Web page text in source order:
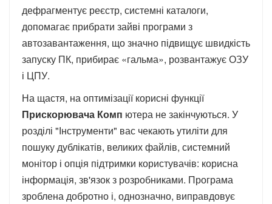
дефрагментує реєстр, системні каталоги,
допомагає прибрати зайві програми з
автозавантаження, що значно підвищує швидкість
запуску ПК, прибирає «гальма», розвантажує ОЗУ
і ЦПУ.
На щастя, на оптимізації корисні функції
Прискорювача Комп ютера не закінчуються. У
розділі "Інструменти" вас чекають утиліти для
пошуку дублікатів, великих файлів, системний
монітор і опція підтримки користувачів: корисна
інформація, зв'язок з розробниками. Програма
зроблена добротно і, однозначно, виправдовує